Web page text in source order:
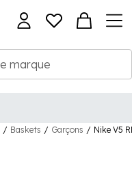
/ Baskets / Garçons / Nike V5